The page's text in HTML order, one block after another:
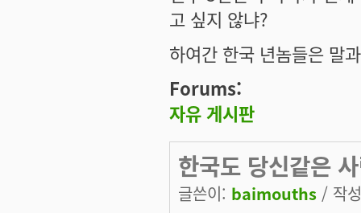
고 싶지 않냐?
하여간 한국 년놈들은 말
Forums:
자유 게시판
한국도 당신같은
글쓴이: baimouths / 작